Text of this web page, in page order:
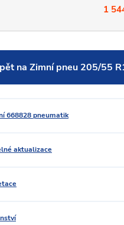
1
na Zimní pneu 205/55
668828 pneumatik
aktualizace